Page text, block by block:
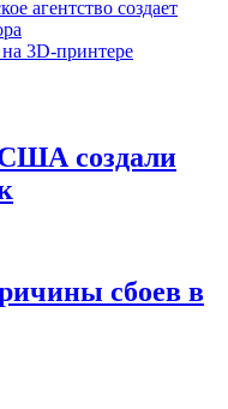
агентство создает
3D-принтере
создали
сбоев в